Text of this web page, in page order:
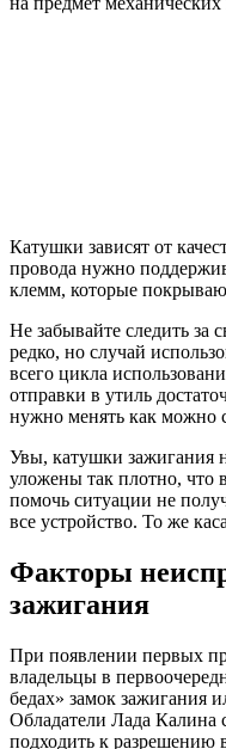
Катушки зависят от
провода нужно
клемм, которые
Не забывайте следить за
редко, но случай
всего цикла
отправки в утиль
нужно менять как можно
Увы, катушки зажигания
уложены так плотно, что
помочь ситуации не
все устройство. То же
Факторы
зажигания
При появлении первых
владельцы в
бедах» замок зажигания
Обладатели Лада Калина
подходить к разрешению